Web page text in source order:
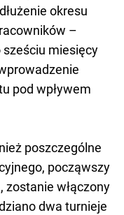
okresu
–
miesięcy
pod wpływem
poszczególne
począwszy
zostanie włączony
dwa turnieje